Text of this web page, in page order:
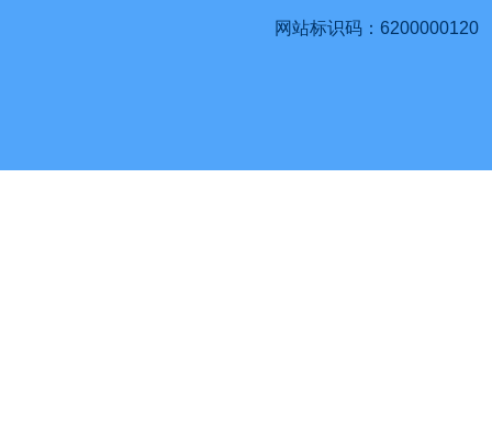
网站标识码：6200000120